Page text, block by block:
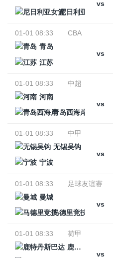
vs
尼日利亚女篮
01-01 08:33
CBA
青岛
vs
江苏
01-01 08:33
中超
河南
vs
青岛西海岸
01-01 08:33
中甲
无锡吴钩
vs
宁波
01-01 08:33
足球友谊赛
曼城
vs
马德里竞技
01-01 08:33
荷甲
鹿特丹斯巴达
vs